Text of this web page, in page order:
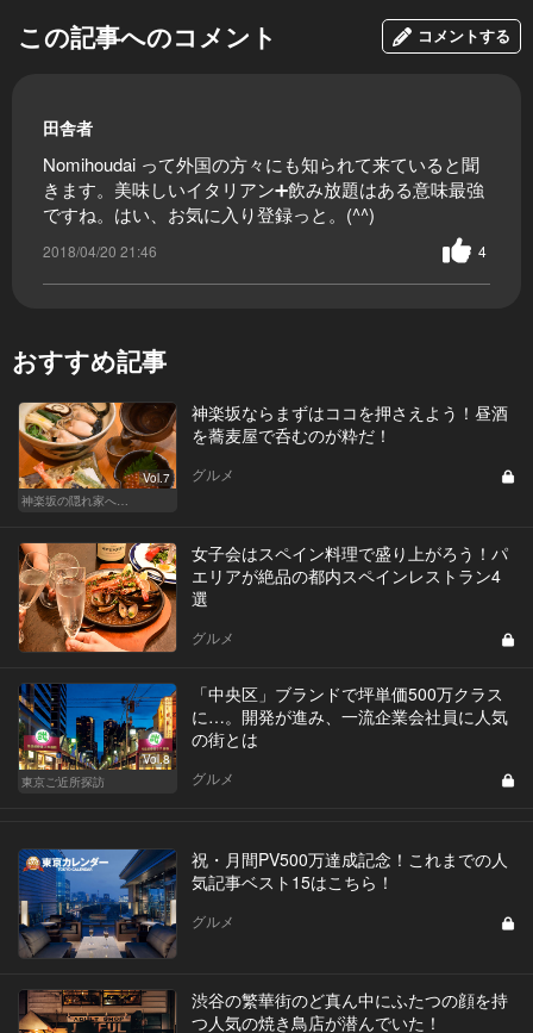
この記事へのコメント コメントする
田舎者
Nomihoudai って外国の方々にも知られて来ていると聞
きます。美味しいイタリアン➕飲み放題はある意味最強
ですね。はい、お気に入り登録っと。(^^)
2018/04/20 21:46 4
おすすめ記事
Vol.7
神楽坂の隠れ家へ…
神楽坂ならまずはココを押さえよう！昼酒
を蕎麦屋で呑むのが粋だ！
グルメ
女子会はスペイン料理で盛り上がろう！パ
エリアが絶品の都内スペインレストラン4
選
グルメ
Vol.8
東京ご近所探訪
「中央区」ブランドで坪単価500万クラス
に…。開発が進み、一流企業会社員に人気
の街とは
グルメ
祝・月間PV500万達成記念！これまでの人
気記事ベスト15はこちら！
グルメ
渋谷の繁華街のど真ん中にふたつの顔を持
つ人気の焼き鳥店が潜んでいた！